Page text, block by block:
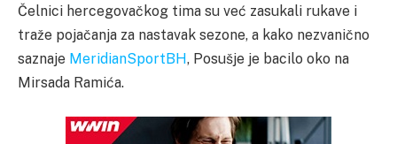
Čelnici hercegovačkog tima su već zasukali rukave i
traže pojačanja za nastavak sezone, a kako nezvanično
saznaje MeridianSportBH, Posušje je bacilo oko na
Mirsada Ramića.